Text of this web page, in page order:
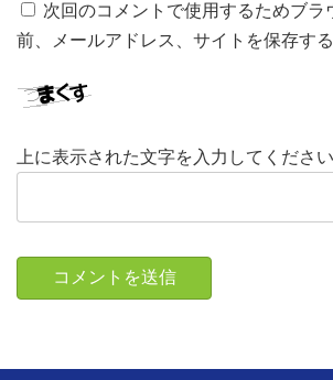
次回のコメントで使用するためブラ
前、メールアドレス、サイトを保存する
上に表示された文字を入力してください